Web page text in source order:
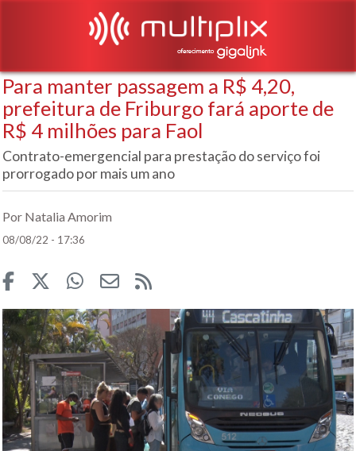
Para manter passagem a R$ 4,20,
prefeitura de Friburgo fará aporte de
R$ 4 milhões para Faol
Contrato-emergencial para prestação do serviço foi
prorrogado por mais um ano
Por Natalia Amorim
08/08/22 - 17:36